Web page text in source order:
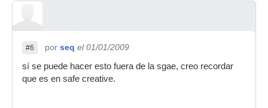
#6 por seq el 01/01/2009
sí se puede hacer esto fuera de la sgae, creo recordar
que es en safe creative.